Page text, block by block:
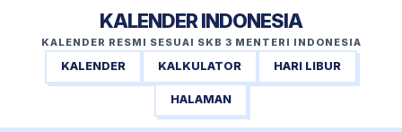
KALENDER INDONESIA
KALENDER RESMI SESUAI SKB 3 MENTERI INDONESIA
KALENDER KALKULATOR HARI LIBUR
HALAMAN